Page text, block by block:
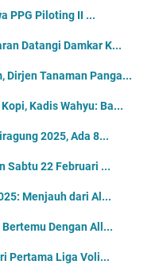
PPG Piloting II ...
Datangi Damkar K...
Dirjen Tanaman Panga...
Kadis Wahyu: Ba...
2025, Ada 8...
Sabtu 22 Februari ...
Menjauh dari Al...
Dengan All...
Pertama Liga Voli...